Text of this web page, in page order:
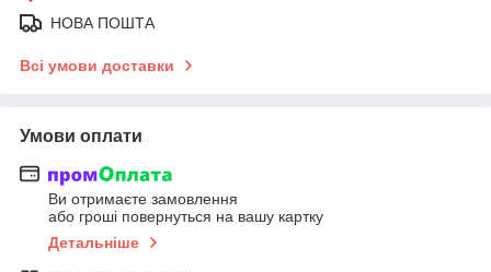
НОВА ПОШТА
Всі умови доставки
Умови оплати
Ви отримаєте замовлення
або гроші повернуться на вашу картку
Детальніше